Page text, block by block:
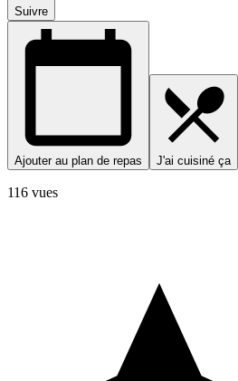
Suivre
Ajouter au plan de repas J'ai cuisiné ça
116 vues